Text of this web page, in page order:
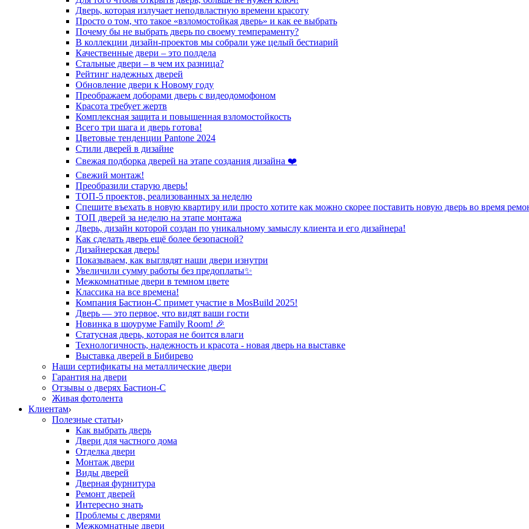
Дверь, которая излучает неподвластную времени красоту
Просто о том, что такое «взломостойкая дверь» и как ее выбрать
Почему бы не выбрать дверь по своему темпераменту?
В коллекции дизайн-проектов мы собрали уже целый бестиарий
Качественные двери – это полдела
Стальные двери – в чем их разница?
Рейтинг надежных дверей
Обновление двери к Новому году
Преображаем доборами дверь с видеодомофоном
Красота требует жертв
Комплексная защита и повышенная взломостойкость
Всего три шага и дверь готова!
Цветовые тенденции Pantone 2024
Стили дверей в дизайне
Свежая подборка дверей на этапе создания дизайна ❤️
Свежий монтаж!
Преобразили старую дверь!
ТОП-5 проектов, реализованных за неделю
Спешите въехать в новую квартиру или просто хотите как можно скорее поставить новую дверь во время
ТОП дверей за неделю на этапе монтажа
Дверь, дизайн которой создан по уникальному замыслу клиента и его дизайнера!
Как сделать дверь ещё более безопасной?
Дизайнерская дверь!
Показываем, как выглядят наши двери изнутри
Увеличили сумму работы без предоплаты✨
Межкомнатные двери в темном цвете
Классика на все времена!
Компания Бастион-С примет участие в MosBuild 2025!
Дверь — это первое, что видят ваши гости
Новинка в шоуруме Family Room! 🎉
Статусная дверь, которая не боится влаги
Технологичность, надежность и красота - новая дверь на выставке
Выставка дверей в Бибирево
Наши сертификаты на металлические двери
Гарантия на двери
Отзывы о дверях Бастион-С
Живая фотолента
Клиентам
Полезные статьи
Как выбрать дверь
Двери для частного дома
Отделка двери
Монтаж двери
Виды дверей
Дверная фурнитура
Ремонт дверей
Интересно знать
Проблемы с дверями
Межкомнатные двери